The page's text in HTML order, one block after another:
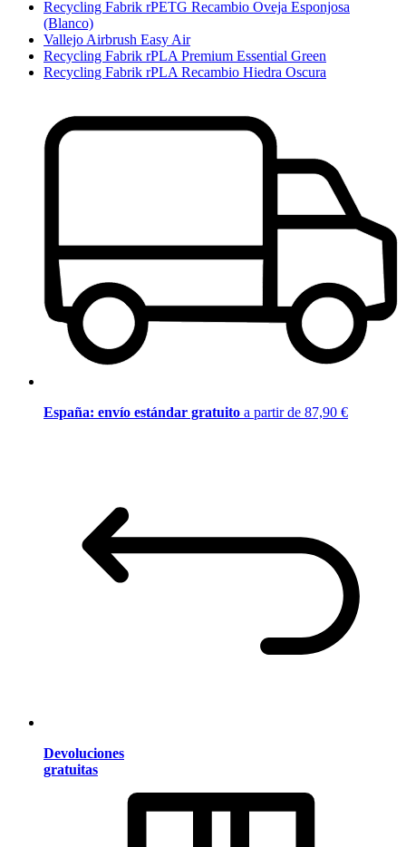
Recycling Fabrik rPETG Recambio Oveja Esponjosa
(Blanco)
Vallejo Airbrush Easy Air
Recycling Fabrik rPLA Premium Essential Green
Recycling Fabrik rPLA Recambio Hiedra Oscura
España: envío estándar gratuito a partir de 87,90 €
Devoluciones
gratuitas